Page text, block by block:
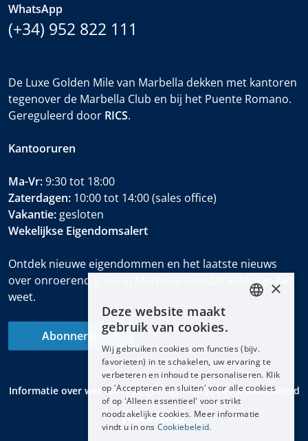
WhatsApp
(+34) 952 822 111
De Luxe Golden Mile van Marbella dekken met kantoren
tegenover de Marbella Club en bij het Puente Romano.
Gereguleerd door RICS.
Kantooruren
Ma-Vr:9:30 tot 18:00
Zaterdagen: 10:00 tot 14:00 (sales office)
Vakantie: gesloten
Wekelijkse Eigendomsalert
Ontdek nieuwe eigendommen en het laatste nieuws
over onroerend goed in Marbella voordat iedereen het
weet.
Abonneren
Informatie over wet- en regelgevingPrivacybeleidCookiebeleid
DEUTSCH
FRANÇAIS
×
Deze website maakt
gebruik van cookies.
Wij gebruiken cookies om functies (bijv.
favorieten) in te schakelen, uw ervaring te
verbeteren en inhoud te personaliseren. Klik
op 'Accepteren en sluiten' voor alle cookies
of op 'Alleen essentieel' voor strikt
noodzakelijke cookies. Meer informatie
vindt u in ons Cookiebeleid.